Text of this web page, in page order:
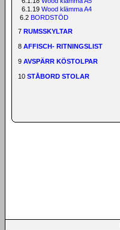
6.1.19 Wood klämma A4
6.2 BORDSTÖD
7 RUMSSKYLTAR
8 AFFISCH- RITNINGSLIST
9 AVSPÄRR KÖSTOLPAR
10 STÅBORD STOLAR